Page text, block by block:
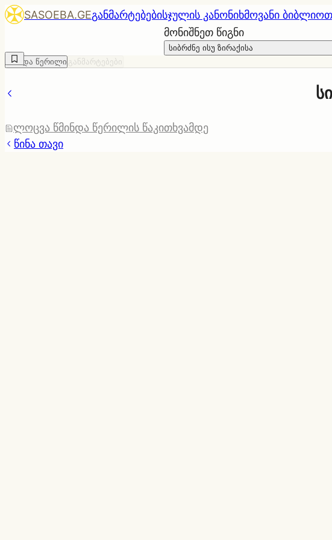
SASOEBA.GEგანმარტებებისჯულის კანონიხმოვანი
მონიშნეთ წიგნი
სიბრძნე ისუ ზირაქისა
წმინდა წერილი განმარტებები
ლოცვა წმინდა წერილის წაკითხვამდე
წინა თავი